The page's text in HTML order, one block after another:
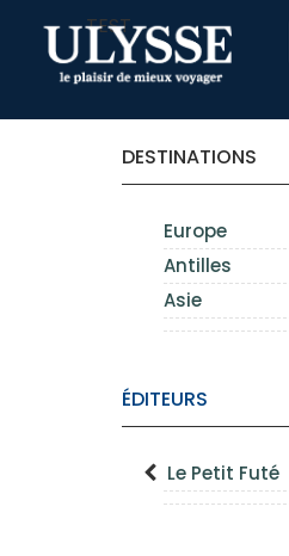
TEST
DESTINATIONS
Europe
Antilles
Asie
ÉDITEURS
Le Petit Futé